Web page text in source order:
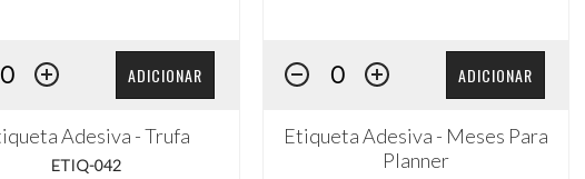
ADICIONAR
Adesiva - Trufa
ETIQ-042
ADICIONAR
Etiqueta Adesiva - Meses Para
Planner